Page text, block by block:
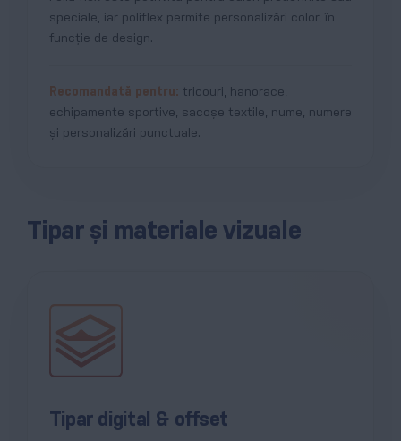
speciale, iar poliflex permite personalizări color, în
funcție de design.
Recomandată pentru: tricouri, hanorace,
echipamente sportive, sacoșe textile, nume, numere
și personalizări punctuale.
Tipar și materiale vizuale
Tipar digital & offset